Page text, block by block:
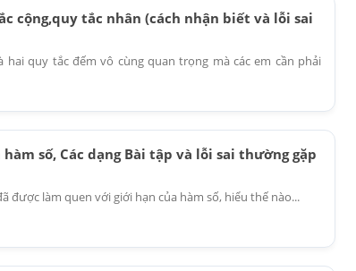
cộng,quy tắc nhân (cách nhận biết và lỗi sai
hai quy tắc đếm vô cùng quan trọng mà các em cần phải
số, Các dạng Bài tập và lỗi sai thường gặp
được làm quen với giới hạn của hàm số, hiểu thế nào...